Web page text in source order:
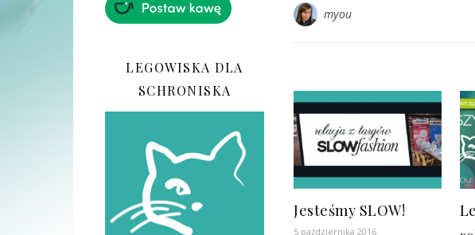
LEGOWISKA DLA
SCHRONISKA
myou
Jesteśmy SLOW!
5 października 2016